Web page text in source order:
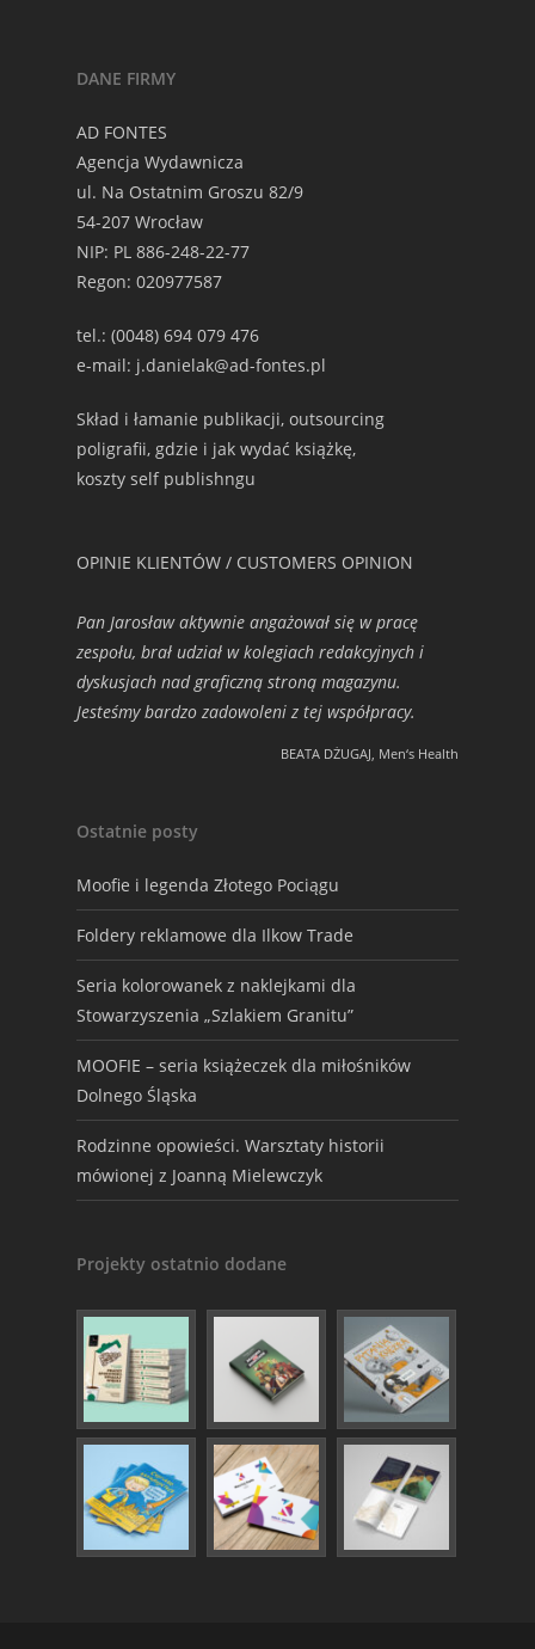
DANE FIRMY
AD FONTES
Agencja Wydawnicza
ul. Na Ostatnim Groszu 82/9
54-207 Wrocław
NIP: PL 886-248-22-77
Regon: 020977587
tel.: (0048) 694 079 476
e-mail: j.danielak@ad-fontes.pl
Skład i łamanie publikacji, outsourcing
poligrafii, gdzie i jak wydać książkę,
koszty self publishngu
OPINIE KLIENTÓW / CUSTOMERS OPINION
Pan Jarosław aktywnie angażował się w pracę
zespołu, brał udział w kolegiach redakcyjnych i
dyskusjach nad graficzną stroną magazynu.
Jesteśmy bardzo zadowoleni z tej współpracy.
BEATA DŻUGAJ, Men‘s Health
Ostatnie posty
Moofie i legenda Złotego Pociągu
Foldery reklamowe dla Ilkow Trade
Seria kolorowanek z naklejkami dla
Stowarzyszenia „Szlakiem Granitu”
MOOFIE – seria książeczek dla miłośników
Dolnego Śląska
Rodzinne opowieści. Warsztaty historii
mówionej z Joanną Mielewczyk
Projekty ostatnio dodane